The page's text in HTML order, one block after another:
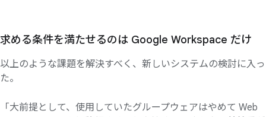
求める条件を満たせるのは Google Workspace だけ
以上のような課題を解決すべく、新しいシステムの検討に入っ
た。
「大前提として、使用していたグループウェアはやめて Web